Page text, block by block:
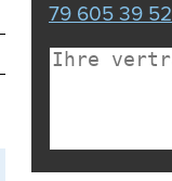
79 605 39 52